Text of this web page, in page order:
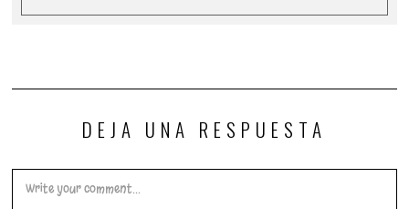
DEJA UNA RESPUESTA